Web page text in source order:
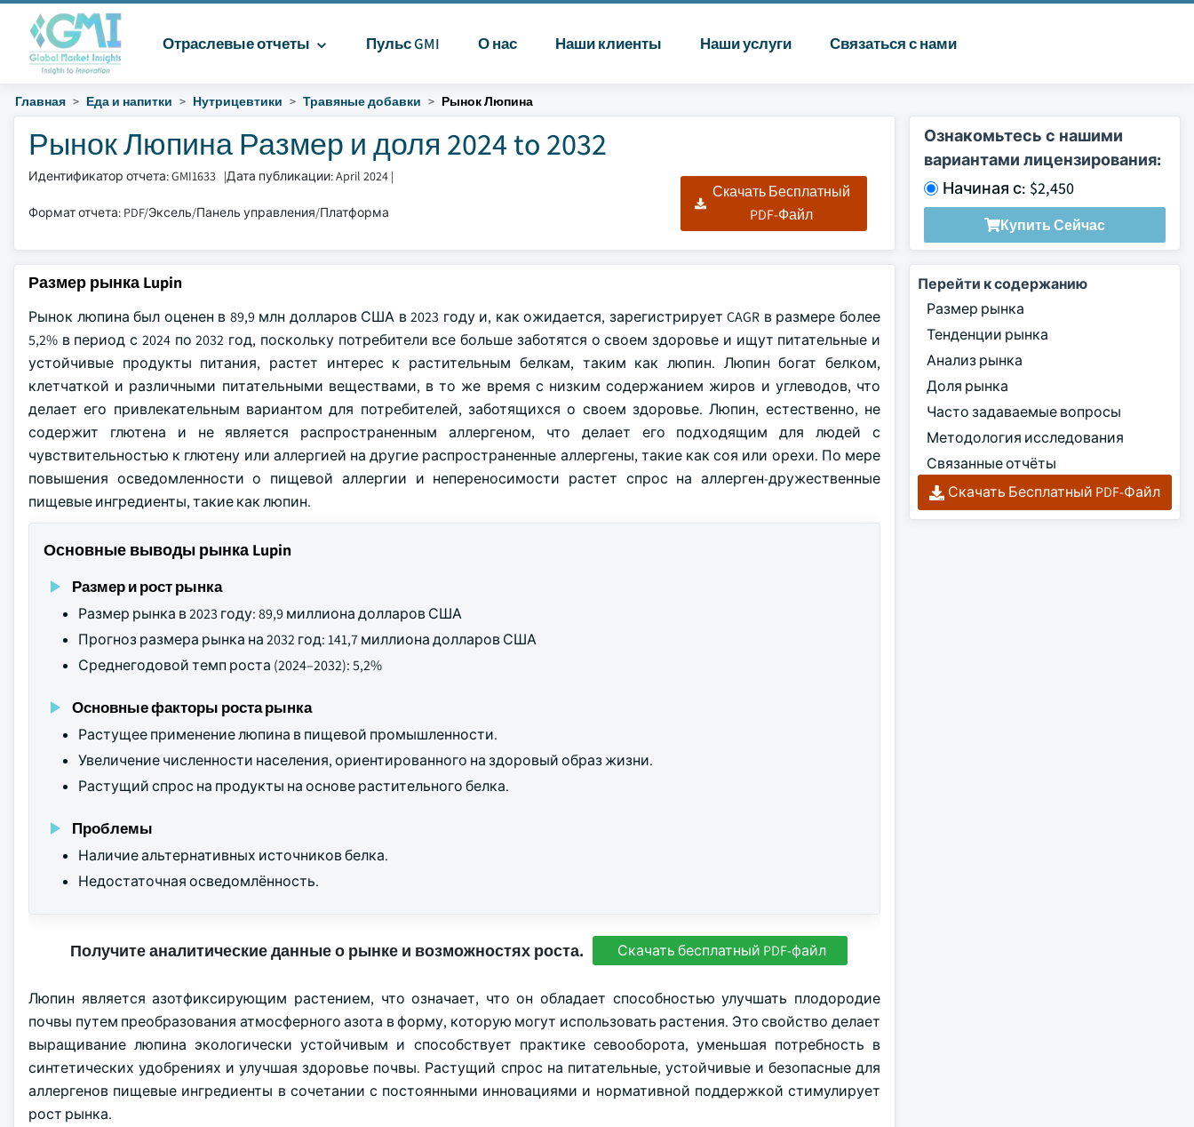
Отраслевые отчеты Пульс GMI О нас Наши клиенты Наши услуги Связаться с нами
Главная Еда и напитки Нутрицевтики Травяные добавки Рынок Люпина
Рынок Люпина Размер и доля 2024 to 2032
Идентификатор отчета: GMI1633 |Дата публикации: April 2024 |
Формат отчета: PDF/Эксель/Панель управления/Платформа
Скачать Бесплатный
PDF-Файл
Ознакомьтесь с нашими
вариантами лицензирования:
Начиная с: $2,450
Купить Сейчас
Размер рынка Lupin
Рынок люпина был оценен в 89,9 млн долларов США в 2023 году и, как ожидается, зарегистрирует CAGR в размере более
5,2% в период с 2024 по 2032 год, поскольку потребители все больше заботятся о своем здоровье и ищут питательные и
устойчивые продукты питания, растет интерес к растительным белкам, таким как люпин. Люпин богат белком,
клетчаткой и различными питательными веществами, в то же время с низким содержанием жиров и углеводов, что
делает его привлекательным вариантом для потребителей, заботящихся о своем здоровье. Люпин, естественно, не
содержит глютена и не является распространенным аллергеном, что делает его подходящим для людей с
чувствительностью к глютену или аллергией на другие распространенные аллергены, такие как соя или орехи. По мере
повышения осведомленности о пищевой аллергии и непереносимости растет спрос на аллерген-дружественные
пищевые ингредиенты, такие как люпин.
Основные выводы рынка Lupin
Размер и рост рынка
Размер рынка в 2023 году: 89,9 миллиона долларов США
Прогноз размера рынка на 2032 год: 141,7 миллиона долларов США
Среднегодовой темп роста (2024–2032): 5,2%
Основные факторы роста рынка
Растущее применение люпина в пищевой промышленности.
Увеличение численности населения, ориентированного на здоровый образ жизни.
Растущий спрос на продукты на основе растительного белка.
Проблемы
Наличие альтернативных источников белка.
Недостаточная осведомлённость.
Получите аналитические данные о рынке и возможностях роста. Скачать бесплатный PDF-файл
Люпин является азотфиксирующим растением, что означает, что он обладает способностью улучшать плодородие
почвы путем преобразования атмосферного азота в форму, которую могут использовать растения. Это свойство делает
выращивание люпина экологически устойчивым и способствует практике севооборота, уменьшая потребность в
синтетических удобрениях и улучшая здоровье почвы. Растущий спрос на питательные, устойчивые и безопасные для
аллергенов пищевые ингредиенты в сочетании с постоянными инновациями и нормативной поддержкой стимулирует
рост рынка.
Перейти к содержанию
Размер рынка
Тенденции рынка
Анализ рынка
Доля рынка
Часто задаваемые вопросы
Методология исследования
Связанные отчёты
Скачать Бесплатный PDF-Файл